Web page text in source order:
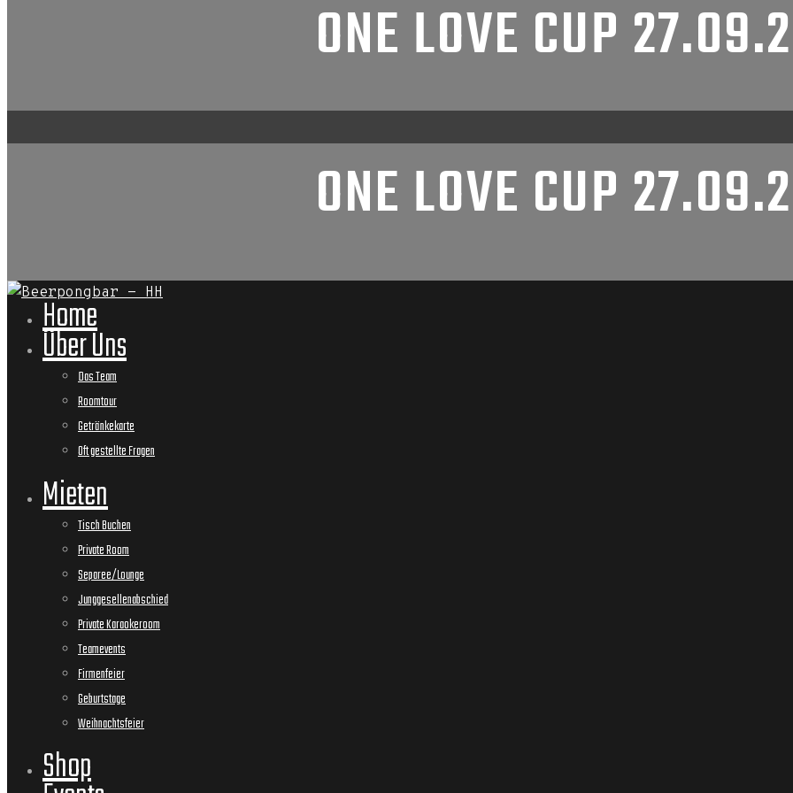
ONE LOVE CUP
ONE LOVE CUP
Home
Über Uns
Das Team
Roomtour
Getränkekarte
Oft gestellte Fragen
Mieten
Tisch Buchen
Private Room
Separee/Lounge
Junggesellenabschied
Private Karaokeroom
Teamevents
Firmenfeier
Geburtstage
Weihnachtsfeier
Shop